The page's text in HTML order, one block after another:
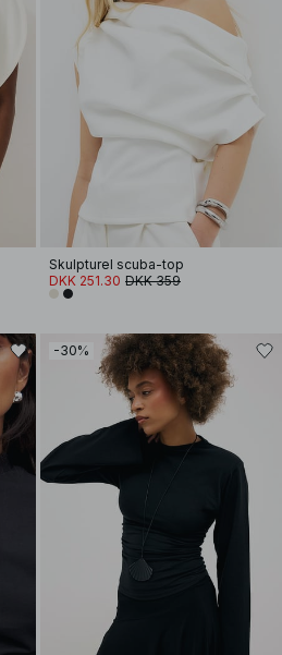
Skulpturel scuba-top
DKK 251.30 DKK 359
-30%